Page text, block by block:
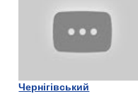
Чернігівський